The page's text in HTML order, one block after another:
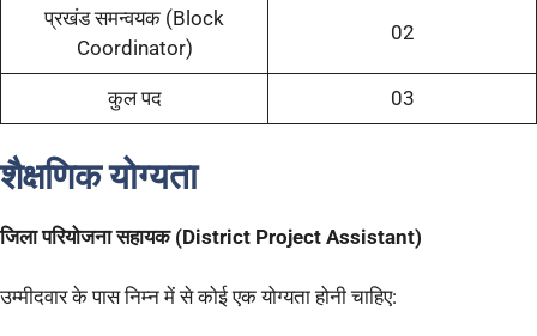
प्रखंड समन्वयक (Block
Coordinator)
02
कुल पद 03
शैक्षणिक योग्यता
जिला परियोजना सहायक (District Project Assistant)
उम्मीदवार के पास निम्न में से कोई एक योग्यता होनी चाहिए: